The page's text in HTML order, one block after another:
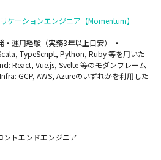
ケーションエンジニア【Momentum】
・運用経験（実務3年以上目安） ・
TypeScript, Python, Ruby 等を用いた
React, Vue.js, Svelte 等のモダンフレーム
GCP, AWS, Azureのいずれかを利用した
トエンドエンジニア